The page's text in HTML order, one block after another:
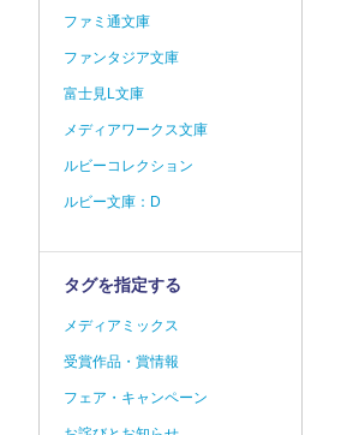
ファミ通文庫
ファンタジア文庫
富士見L文庫
メディアワークス文庫
ルビーコレクション
ルビー文庫：D
タグを指定する
メディアミックス
受賞作品・賞情報
フェア・キャンペーン